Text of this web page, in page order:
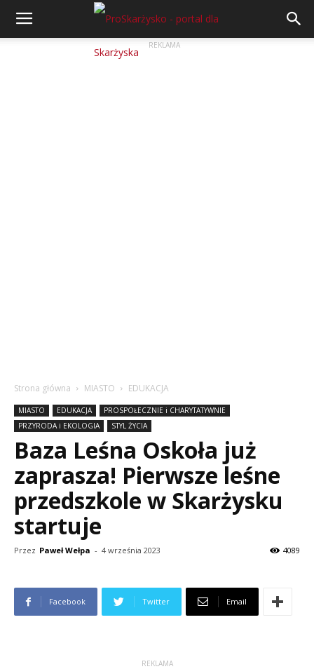
REKLAMA
Strona główna MIASTO EDUKACJA
MIASTO EDUKACJA
PROSPOŁECZNIE i CHARYTATYWNIE
PRZYRODA i EKOLOGIA
STYL ŻYCIA
Baza Leśna Oskoła już
zaprasza! Pierwsze leśne
przedszkole w Skarżysku
startuje
Przez Paweł Wełpa - 4 września 2023 4089
Facebook Twitter Email
REKLAMA